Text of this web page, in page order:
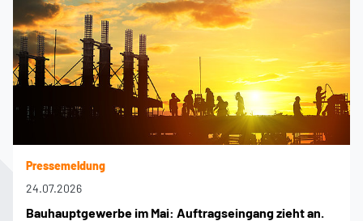
Pressemeldung
24.07.2026
Bauhauptgewerbe im Mai: Auftragseingang zieht an.